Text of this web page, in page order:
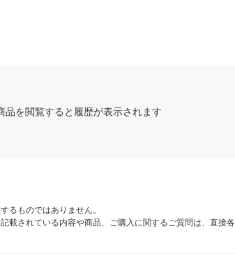
品を閲覧すると履歴が表示されます
るものではありません。
されている内容や商品、ご購入に関するご質問は、直接